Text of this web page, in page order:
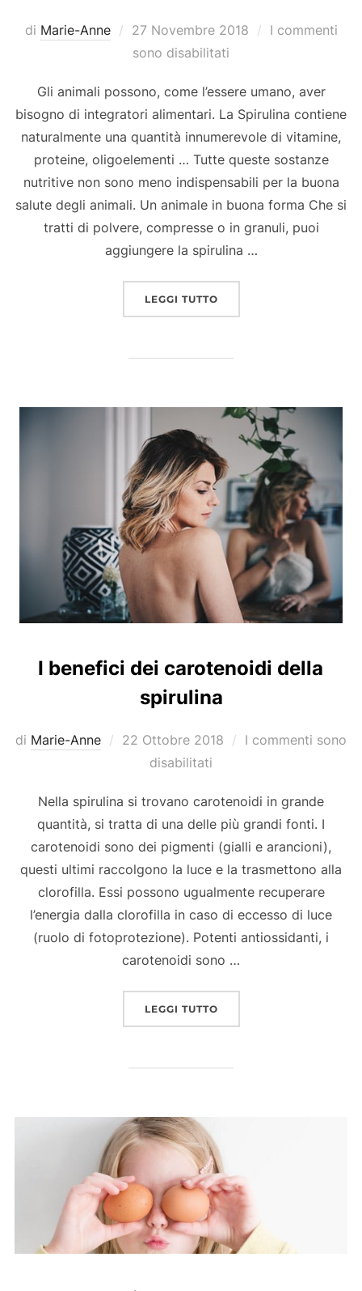
di Marie-Anne
Pubblicato
il
27 Novembre 2018
I commenti
sono disabilitati
Gli animali possono, come l’essere umano, aver
bisogno di integratori alimentari. La Spirulina contiene
naturalmente una quantità innumerevole di vitamine,
proteine, oligoelementi … Tutte queste sostanze
nutritive non sono meno indispensabili per la buona
salute degli animali. Un animale in buona forma Che si
tratti di polvere, compresse o in granuli, puoi
aggiungere la spirulina …
LEGGI TUTTO“ANCHE GLI ANIMALI
I benefici dei carotenoidi della
spirulina
di Marie-Anne
Pubblicato
22 Ottobre 2018
I commenti sono
disabilitati
Nella spirulina si trovano carotenoidi in grande
quantità, si tratta di una delle più grandi fonti. I
carotenoidi sono dei pigmenti (gialli e arancioni),
questi ultimi raccolgono la luce e la trasmettono alla
clorofilla. Essi possono ugualmente recuperare
l’energia dalla clorofilla in caso di eccesso di luce
(ruolo di fotoprotezione). Potenti antiossidanti, i
carotenoidi sono …
LEGGI TUTTO“I BENEFICI DEI